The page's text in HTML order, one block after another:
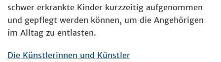
schwer erkrankte Kinder kurzzeitig aufgenommen
und gepflegt werden können, um die Angehörigen
im Alltag zu entlasten.
Die Künstlerinnen und Künstler